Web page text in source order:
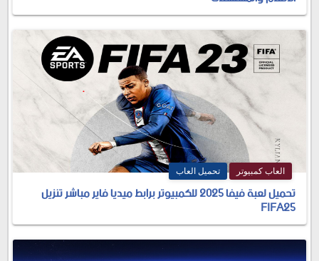
العاب كمبيوتر تحميل العاب
تحميل لعبة فيفا 2025 للكمبيوتر برابط ميديا فاير مباشر تنزيل
FIFA25